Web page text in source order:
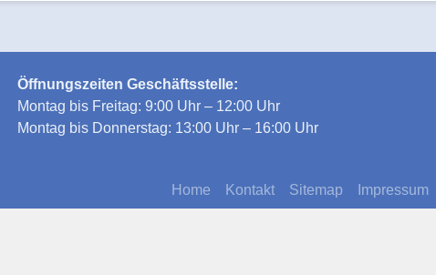
Öffnungszeiten Geschäftsstelle:
Montag bis Freitag: 9:00 Uhr – 12:00 Uhr
Montag bis Donnerstag: 13:00 Uhr – 16:00 Uhr
Home Kontakt Sitemap Impressum